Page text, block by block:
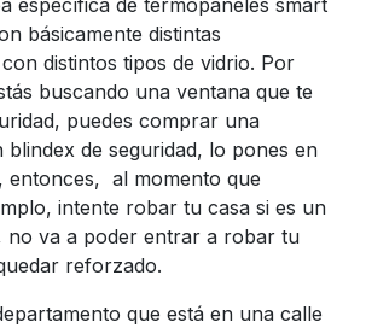
básicamente distintas
distintos tipos de vidrio. Por
buscando una ventana que te
puedes comprar una
de seguridad, lo pones en
entonces, al momento que
intente robar tu casa si es un
no va a poder entrar a robar tu
reforzado.
que está en una calle